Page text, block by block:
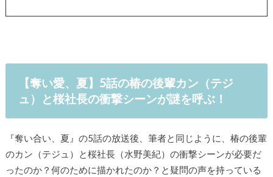
【奪い愛、夏】5話の椿の後輩カン（テジ
ュ）と桜社長の衝撃シーンが謎を呼ぶ！
『奪い合い、夏』の5話の放送後、筆者と同じように、椿の後輩
のカン（テジュ）と桜社長（水野美紀）の衝撃シーンが必要だ
ったのか？何のために描かれたのか？と疑問の声を持っている